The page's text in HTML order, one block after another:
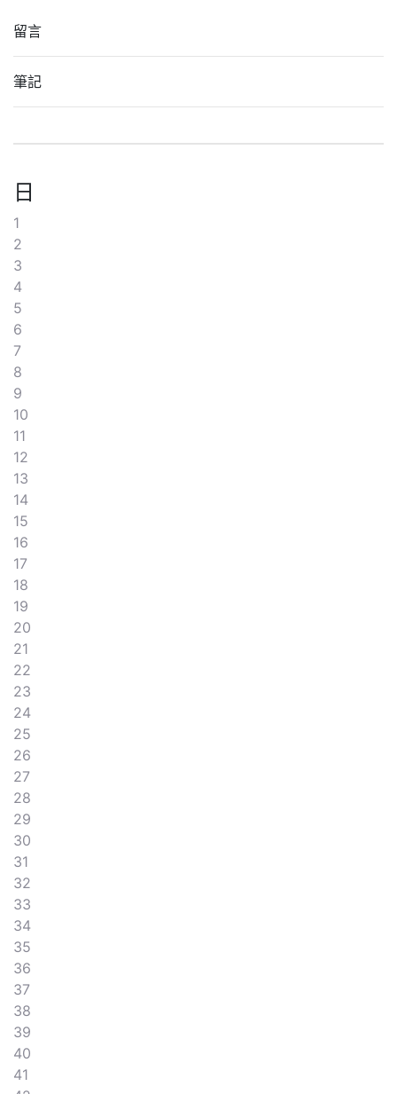
留言
筆記
日
1
2
3
4
5
6
7
8
9
10
11
12
13
14
15
16
17
18
19
20
21
22
23
24
25
26
27
28
29
30
31
32
33
34
35
36
37
38
39
40
41